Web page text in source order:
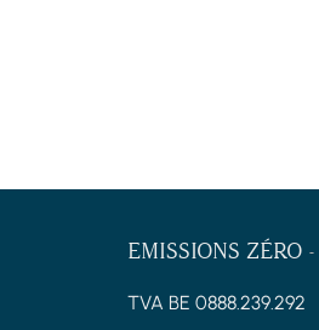
EMISSIONS ZÉRO -
TVA BE 0888.239.292